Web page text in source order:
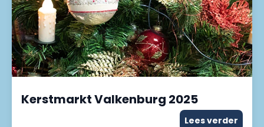
Kerstmarkt Valkenburg 2025
Lees verder